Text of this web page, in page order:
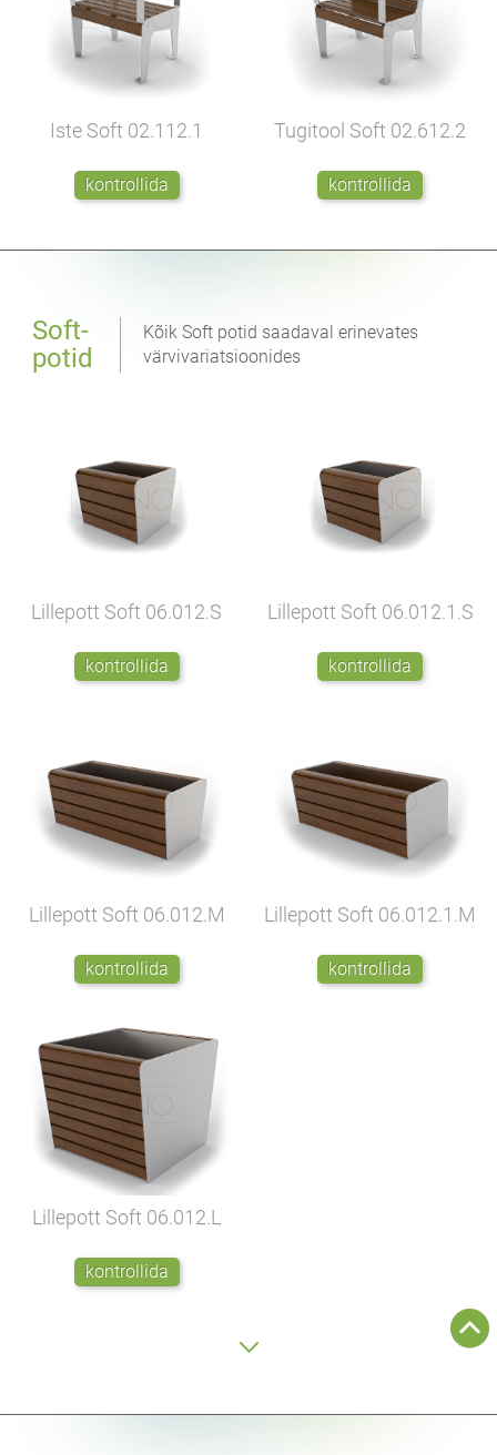
Iste Soft 02.112.1
kontrollida
Tugitool Soft 02.612.2
kontrollida
Soft-
potid
Kõik Soft potid saadaval erinevates
värvivariatsioonides
Lillepott Soft 06.012.S
kontrollida
Lillepott Soft 06.012.1.S
kontrollida
Lillepott Soft 06.012.M
kontrollida
Lillepott Soft 06.012.1.M
kontrollida
Lillepott Soft 06.012.L
kontrollida